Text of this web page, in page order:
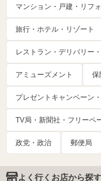
マンション・戸建・リフ
旅行・ホテル・リゾート
レストラン・デリバリー
アミューズメント 保
プレゼントキャンペーン
TV局・新聞社・フリーペ
政党・政治 郵便局
よく行くお店から探す